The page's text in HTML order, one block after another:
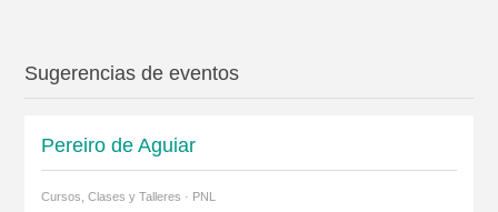
Sugerencias de eventos
Pereiro de Aguiar
Cursos, Clases y Talleres · PNL